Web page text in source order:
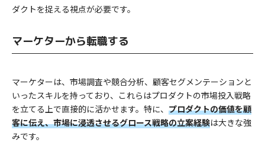
ダクトを捉える視点が必要です。
マーケターから転職する
マーケターは、市場調査や競合分析、顧客セグメンテーションと
いったスキルを持っており、これらはプロダクトの市場投入戦略
を立てる上で直接的に活かせます。特に、 プロダクトの価値を顧
客に伝え、市場に浸透させるグロース戦略の立案経験は大きな強
みです。